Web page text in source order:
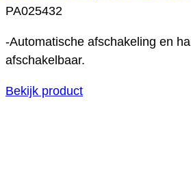
PA025432
-Automatische afschakeling en
afschakelbaar.
Bekijk product